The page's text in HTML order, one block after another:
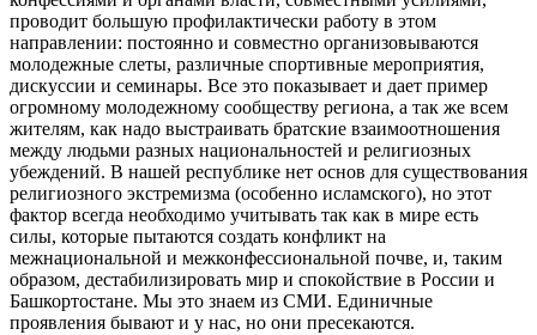
проводит большую профилактически работу в этом
направлении: постоянно и совместно организовываются
молодежные слеты, различные спортивные мероприятия,
дискуссии и семинары. Все это показывает и дает пример
огромному молодежному сообществу региона, а так же всем
жителям, как надо выстраивать братские взаимоотношения
между людьми разных национальностей и религиозных
убеждений. В нашей республике нет основ для существования
религиозного экстремизма (особенно исламского), но этот
фактор всегда необходимо учитывать так как в мире есть
силы, которые пытаются создать конфликт на
межнациональной и межконфессиональной почве, и, таким
образом, дестабилизировать мир и спокойствие в России и
Башкортостане. Мы это знаем из СМИ. Единичные
проявления бывают и у нас, но они пресекаются.